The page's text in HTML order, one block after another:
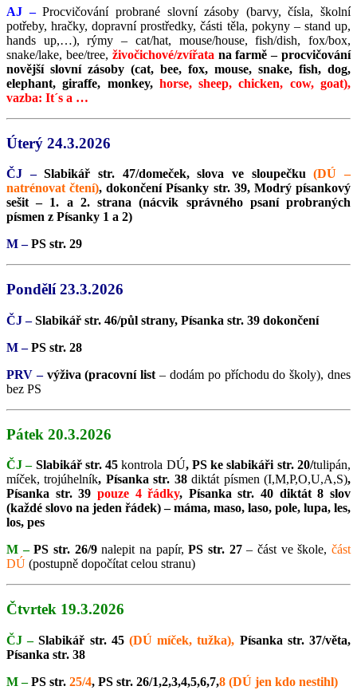
AJ –Procvičování probrané slovní zásoby (barvy, čísla, školní
potřeby, hračky, dopravní prostředky, části těla, pokyny – stand up,
hands up,…), rýmy – cat/hat, mouse/house, fish/dish, fox/box,
snake/lake, bee/tree, živočichové/zvířata na farmě – procvičování
novější slovní zásoby (cat, bee, fox, mouse, snake, fish, dog,
elephant, giraffe, monkey,horse, sheep, chicken, cow, goat),
vazba: It´s a …
Úterý 24.3.2026
ČJ –Slabikář str. 47/domeček, slova ve sloupečku(DÚ –
natrénovat čtení), dokončení Písanky str. 39, Modrý písankový
sešit – 1. a 2. strana (nácvik správného psaní probraných
písmen z Písanky 1 a 2)
M –PS str. 29
Pondělí 23.3.2026
ČJ –Slabikář str. 46/půl strany, Písanka str. 39 dokončení
M –PS str. 28
PRV – výživa (pracovní list – dodám po příchodu do školy), dnes
bez PS
Pátek 20.3.2026
ČJ – Slabikář str. 45kontrola DÚ, PS ke slabikáři str. 20/tulipán,
míček, trojúhelník, Písanka str. 38diktát písmen (I,M,P,O,U,A,S),
Písanka str. 39 pouze 4 řádky, Písanka str. 40 diktát 8 slov
(každé slovo na jeden řádek) – máma, maso, laso, pole, lupa, les,
los, pes
M –PS str. 26/9nalepit na papír,PS str. 27– část ve škole, část
DÚ (postupně dopočítat celou stranu)
Čtvrtek 19.3.2026
ČJ –Slabikář str. 45 (DÚ míček, tužka), Písanka str. 37/věta,
Písanka str. 38
M –PS str. 25/4, PS str. 26/1,2,3,4,5,6,7,8 (DÚ jen kdo nestihl)